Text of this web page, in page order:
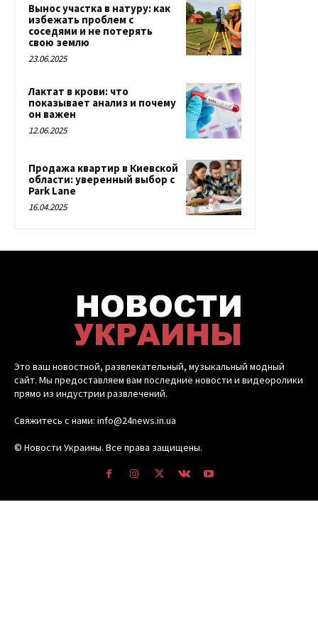
Вынос участка в натуру: как
избежать проблем с
соседями и не потерять
свою землю
23.06.2025
Лактат в крови: что
показывает анализ и почему
он важен
12.06.2025
Продажа квартир в Киевской
области: уверенный выбор с
Park Lane
16.04.2025
Это ваш новостной, развлекательный, музыкальный модный
сайт. Мы предоставляем вам последние новости и видеоролики
прямо из индустрии развлечений.
Свяжитесь с нами: info@24news.in.ua
© Новости Украины. Все права защищены.